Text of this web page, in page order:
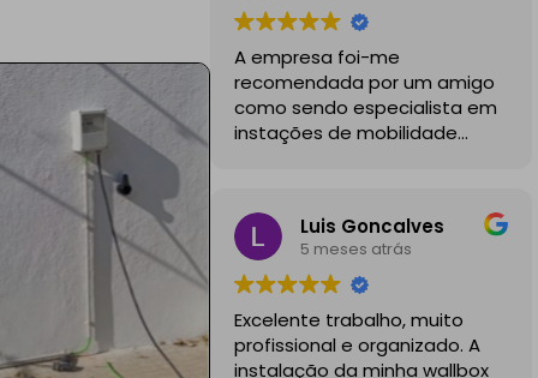
A empresa foi-me
recomendada por um amigo
como sendo especialista em
instações de mobilidade
profissionais, comunicativos e
disponiveis para todas as
minhas dúvidas.
A instalação de tomada
reforçada em garagem
partilhada correu na
Luis Goncalves
5 meses atrás
Excelente trabalho, muito
profissional e organizado. A
instalação da minha wallbox